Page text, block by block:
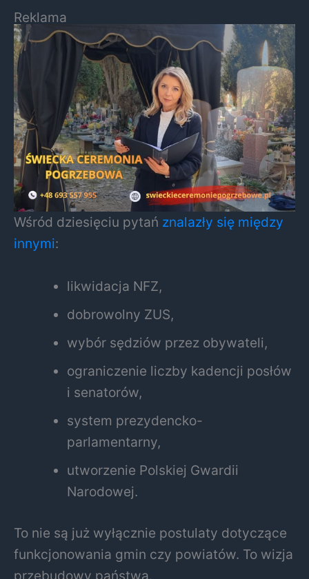
Reklama
Wśród dziesięciu pytań znalazły się między
innymi:
likwidacja NFZ,
dobrowolny ZUS,
wybór sędziów przez obywateli,
ograniczenie liczby kadencji posłów
i senatorów,
system prezydencko-
parlamentarny,
utworzenie Polskiej Gwardii
Narodowej.
To nie są już wyłącznie postulaty dotyczące
funkcjonowania gmin czy powiatów. To wizja
przebudowy państwa.